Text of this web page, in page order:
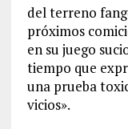
del terreno
próximos
en su juego
tiempo que
una prueba
vicios».